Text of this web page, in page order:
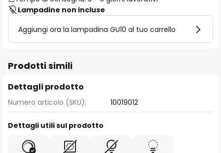
Lampadine non incluse
Aggiungi ora la lampadina GU10 al tuo carrello
Prodotti simili
Dettagli prodotto
Numero articolo (SKU): 10019012
Dettagli utili sul prodotto